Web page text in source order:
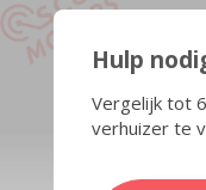
Hulp
Vergelijk tot
verhuizer te